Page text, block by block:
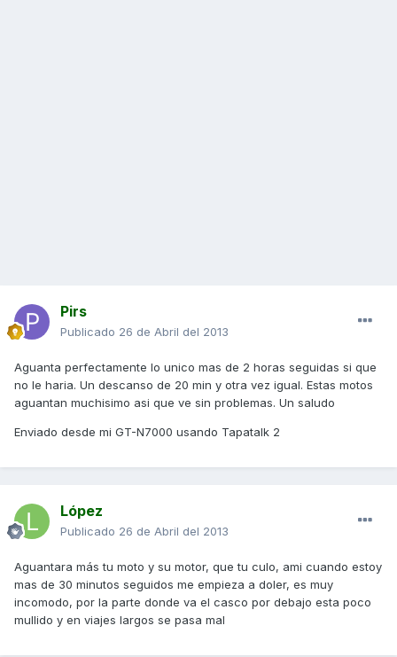
Pirs
Publicado 26 de Abril del 2013
Aguanta perfectamente lo unico mas de 2 horas seguidas si que
no le haria. Un descanso de 20 min y otra vez igual. Estas motos
aguantan muchisimo asi que ve sin problemas. Un saludo
Enviado desde mi GT-N7000 usando Tapatalk 2
López
Publicado 26 de Abril del 2013
Aguantara más tu moto y su motor, que tu culo, ami cuando estoy
mas de 30 minutos seguidos me empieza a doler, es muy
incomodo, por la parte donde va el casco por debajo esta poco
mullido y en viajes largos se pasa mal